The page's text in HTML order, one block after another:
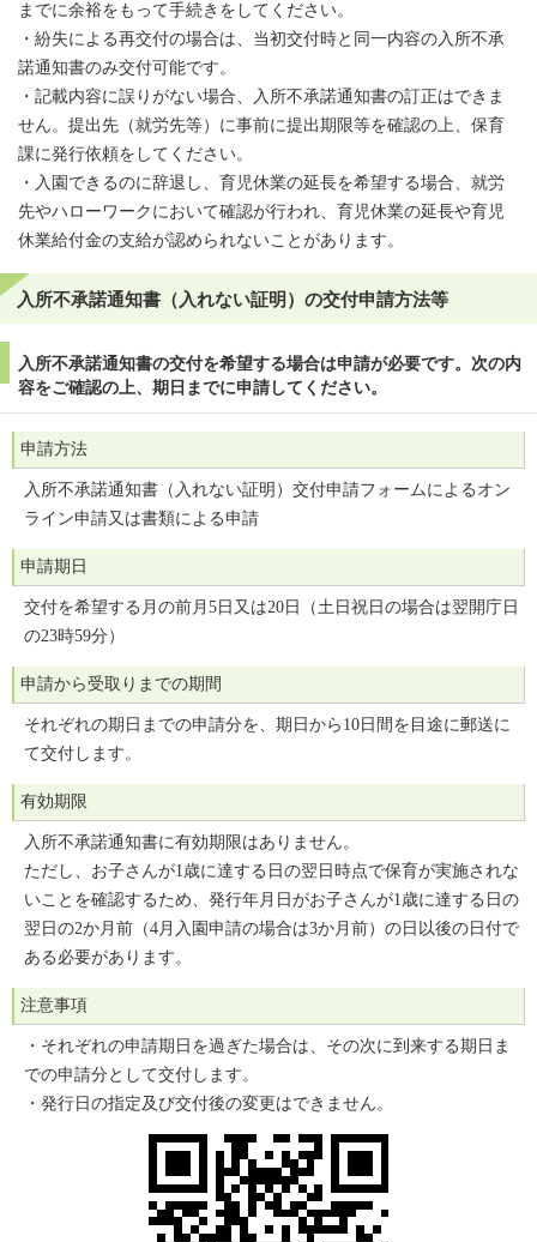
までに余裕をもって手続きをしてください。
・紛失による再交付の場合は、当初交付時と同一内容の入所不承
諾通知書のみ交付可能です。
・記載内容に誤りがない場合、入所不承諾通知書の訂正はできま
せん。提出先（就労先等）に事前に提出期限等を確認の上、保育
課に発行依頼をしてください。
・入園できるのに辞退し、育児休業の延長を希望する場合、就労
先やハローワークにおいて確認が行われ、育児休業の延長や育児
休業給付金の支給が認められないことがあります。
入所不承諾通知書（入れない証明）の交付申請方法等
入所不承諾通知書の交付を希望する場合は申請が必要です。次の内
容をご確認の上、期日までに申請してください。
申請方法
入所不承諾通知書（入れない証明）交付申請フォームによるオン
ライン申請又は書類による申請
申請期日
交付を希望する月の前月5日又は20日（土日祝日の場合は翌開庁日
の23時59分）
申請から受取りまでの期間
それぞれの期日までの申請分を、期日から10日間を目途に郵送に
て交付します。
有効期限
入所不承諾通知書に有効期限はありません。
ただし、お子さんが1歳に達する日の翌日時点で保育が実施されな
いことを確認するため、発行年月日がお子さんが1歳に達する日の
翌日の2か月前（4月入園申請の場合は3か月前）の日以後の日付で
ある必要があります。
注意事項
・それぞれの申請期日を過ぎた場合は、その次に到来する期日ま
での申請分として交付します。
・発行日の指定及び交付後の変更はできません。